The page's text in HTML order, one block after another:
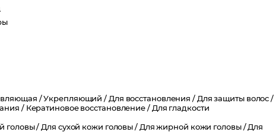
/Укрепляющий / Для восстановления / Для защиты волос /
/ Кератиновое восстановление / Для гладкости
головы /Для сухой кожи головы / Для жирной кожи головы /Для